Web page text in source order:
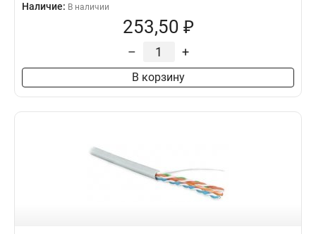
Наличие: В наличии
253,50 ₽
– +
В корзину